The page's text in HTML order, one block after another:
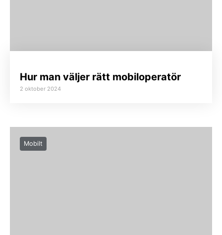
Hur man väljer rätt mobiloperatör
2 oktober 2024
Mobilt